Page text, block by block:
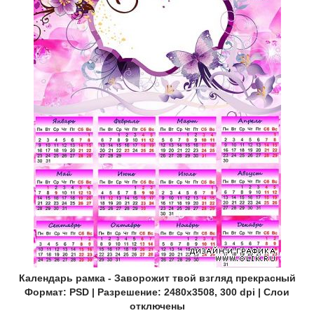
Календарь рамка - Заворожит твой взгляд прекрасный
Формат: PSD | Разрешение: 2480x3508, 300 dpi | Слои
отключены